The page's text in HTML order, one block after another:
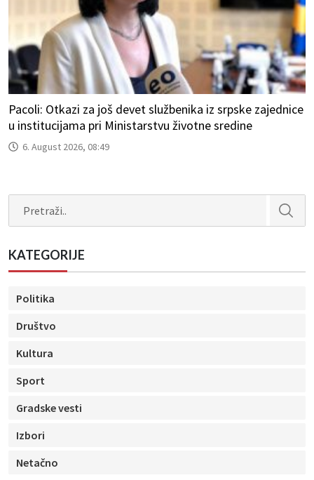
Pacoli: Otkazi za još devet službenika iz srpske zajednice
u institucijama pri Ministarstvu životne sredine
6. August 2026, 08:49
KATEGORIJE
Politika
Društvo
Kultura
Sport
Gradske vesti
Izbori
Netačno